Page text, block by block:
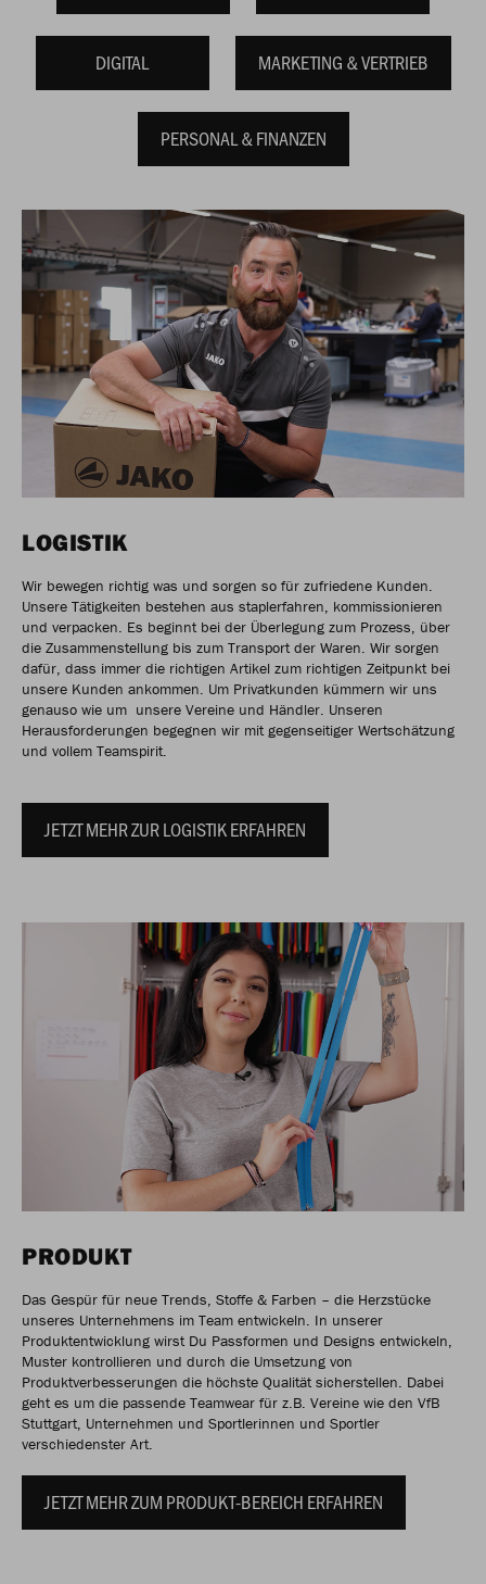
DIGITAL MARKETING & VERTRIEB
PERSONAL & FINANZEN
LOGISTIK
Wir bewegen richtig was und sorgen so für zufriedene Kunden.
Unsere Tätigkeiten bestehen aus staplerfahren, kommissionieren
und verpacken. Es beginnt bei der Überlegung zum Prozess, über
die Zusammenstellung bis zum Transport der Waren. Wir sorgen
dafür, dass immer die richtigen Artikel zum richtigen Zeitpunkt bei
unsere Kunden ankommen. Um Privatkunden kümmern wir uns
genauso wie um unsere Vereine und Händler. Unseren
Herausforderungen begegnen wir mit gegenseitiger Wertschätzung
und vollem Teamspirit.
JETZT MEHR ZUR LOGISTIK ERFAHREN
PRODUKT
Das Gespür für neue Trends, Stoffe & Farben – die Herzstücke
unseres Unternehmens im Team entwickeln. In unserer
Produktentwicklung wirst Du Passformen und Designs entwickeln,
Muster kontrollieren und durch die Umsetzung von
Produktverbesserungen die höchste Qualität sicherstellen. Dabei
geht es um die passende Teamwear für z.B. Vereine wie den VfB
Stuttgart, Unternehmen und Sportlerinnen und Sportler
verschiedenster Art.
JETZT MEHR ZUM PRODUKT-BEREICH ERFAHREN